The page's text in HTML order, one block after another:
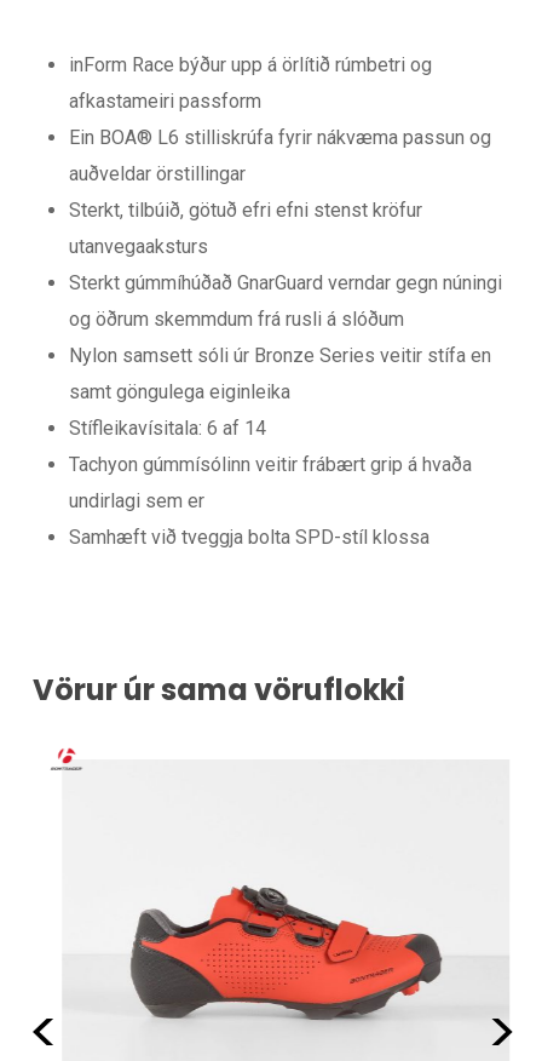
inForm Race býður upp á örlítið rúmbetri og
afkastameiri passform
Ein BOA® L6 stilliskrúfa fyrir nákvæma passun og
auðveldar örstillingar
Sterkt, tilbúið, götuð efri efni stenst kröfur
utanvegaaksturs
Sterkt gúmmíhúðað GnarGuard verndar gegn núningi
og öðrum skemmdum frá rusli á slóðum
Nylon samsett sóli úr Bronze Series veitir stífa en
samt göngulega eiginleika
Stífleikavísitala: 6 af 14
Tachyon gúmmísólinn veitir frábært grip á hvaða
undirlagi sem er
Samhæft við tveggja bolta SPD-stíl klossa
Vörur úr sama vöruflokki